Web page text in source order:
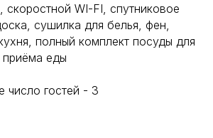
скоростной WI-FI, спутниковое
сушилка для белья, фен,
полный комплект посуды для
приёма еды
число гостей - 3